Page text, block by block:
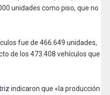
unidades como piso, que no
fue de 466.649 unidades,
de los 473.408 vehículos que
indicaron que «la producción